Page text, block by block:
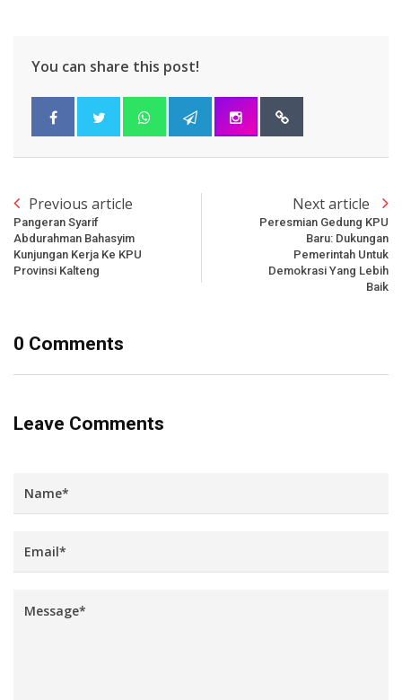
You can share this post!
Previous article
Pangeran Syarif
Abdurahman Bahasyim
Kunjungan Kerja Ke KPU
Provinsi Kalteng
Next article
Peresmian Gedung KPU
Baru: Dukungan
Pemerintah Untuk
Demokrasi Yang Lebih
Baik
0 Comments
Leave Comments